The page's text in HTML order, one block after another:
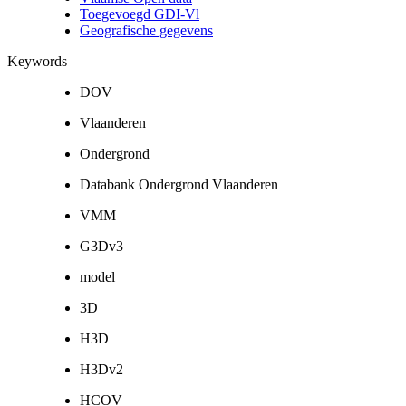
Toegevoegd GDI-Vl
Geografische gegevens
Keywords
DOV
Vlaanderen
Ondergrond
Databank Ondergrond Vlaanderen
VMM
G3Dv3
model
3D
H3D
H3Dv2
HCOV